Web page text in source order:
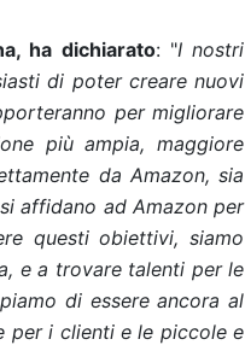
ha dichiarato: "I nostri
di poter creare nuovi
per migliorare
più ampia, maggiore
da Amazon, sia
affidano ad Amazon per
questi obiettivi, siamo
e a trovare talenti per le
di essere ancora al
per i clienti e le piccole e